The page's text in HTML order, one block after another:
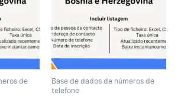
de
Base de dados de números de
telefone